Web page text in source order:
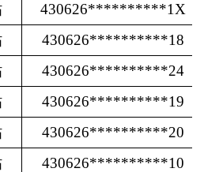
430626**********1X
430626**********18
430626**********24
430626**********19
430626**********20
430626**********10